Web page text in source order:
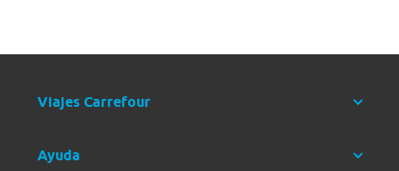
Viajes Carrefour
Ayuda